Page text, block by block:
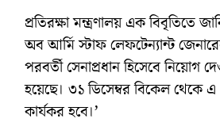
প্রতিরক্ষা মন্ত্রণালয় এক বিবৃতিতে
অব আর্মি স্টাফ লেফটেন্যান্ট
পরবর্তী সেনাপ্রধান হিসেবে নিয়োগ
হয়েছে। ৩১ ডিসেম্বর বিকেল থেকে
কার্যকর হবে।’